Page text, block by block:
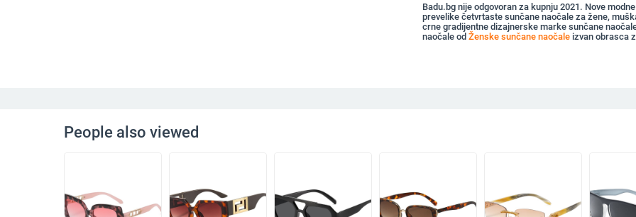
Badu.bg nije odgovoran za kupnju 2021. Nove
prevelike četvrtaste sunčane naočale za žene,
crne gradijentne dizajnerske marke sunčane
naočale od Ženske sunčane naočaleizvan obrasca
People also viewed